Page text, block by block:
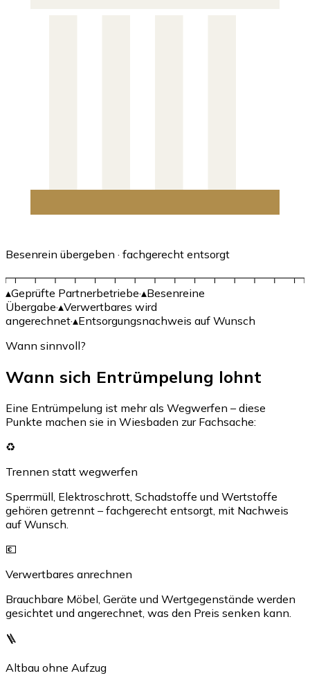
Besenrein übergeben · fachgerecht entsorgt
▴Geprüfte Partnerbetriebe·▴Besenreine
Übergabe·▴Verwertbares wird
angerechnet·▴Entsorgungsnachweis auf Wunsch
Wann sinnvoll?
Wann sich Entrümpelung lohnt
Eine Entrümpelung ist mehr als Wegwerfen – diese
Punkte machen sie in Wiesbaden zur Fachsache:
♻️
Trennen statt wegwerfen
Sperrmüll, Elektroschrott, Schadstoffe und Wertstoffe
gehören getrennt – fachgerecht entsorgt, mit Nachweis
auf Wunsch.
💶
Verwertbares anrechnen
Brauchbare Möbel, Geräte und Wertgegenstände werden
gesichtet und angerechnet, was den Preis senken kann.
🪜
Altbau ohne Aufzug